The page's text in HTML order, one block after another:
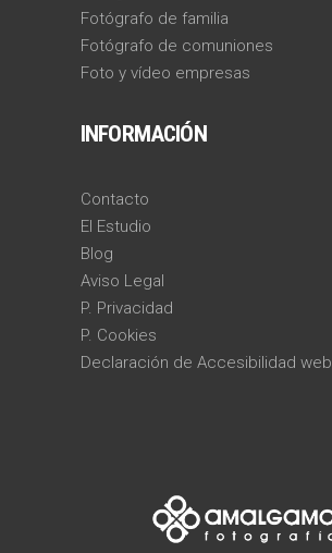
Fotógrafo de familia
Fotógrafo de comuniones
Foto y vídeo empresas
INFORMACIÓN
Contacto
El Estudio
Blog
Aviso Legal
P. Privacidad
P. Cookies
Declaración de Accesibilidad web